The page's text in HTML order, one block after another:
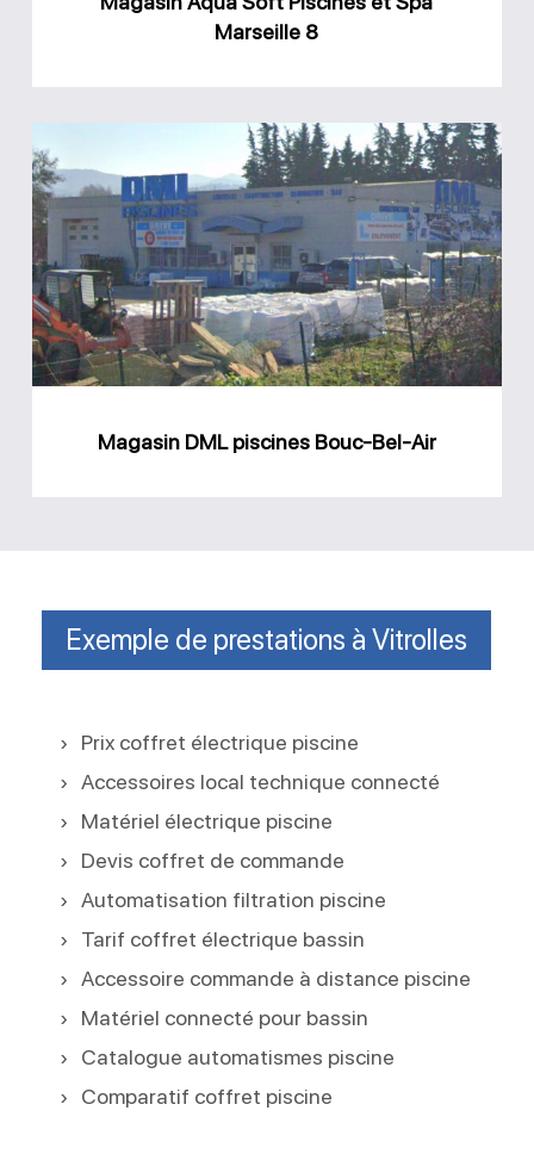
Marseille 8
Magasin
DML
piscines
Bouc-
Bel-
Air
Magasin DML piscines Bouc-Bel-Air
Exemple de prestations à Vitrolles
Prix coffret électrique piscine
Accessoires local technique connecté
Matériel électrique piscine
Devis coffret de commande
Automatisation filtration piscine
Tarif coffret électrique bassin
Accessoire commande à distance piscine
Matériel connecté pour bassin
Catalogue automatismes piscine
Comparatif coffret piscine